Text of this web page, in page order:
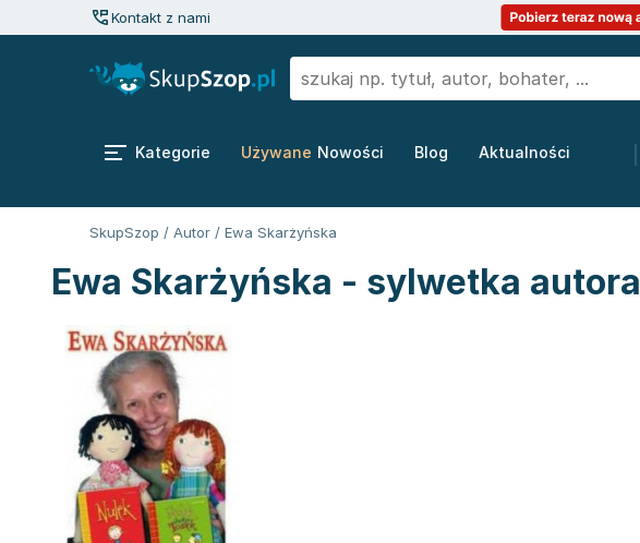
Kontakt z nami
Kategorie Używane Nowości Blog Aktualności
SkupSzop / Autor / Ewa Skarżyńska
Ewa Skarżyńska - sylwetka autora